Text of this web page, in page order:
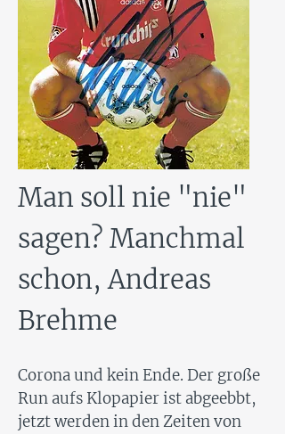
Man soll nie "nie"
sagen? Manchmal
schon, Andreas
Brehme
Corona und kein Ende. Der große
Run aufs Klopapier ist abgeebbt,
jetzt werden in den Zeiten von